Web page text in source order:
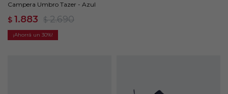
Campera Umbro Tazer - Azul
$ 1.883 $ 2.690
30